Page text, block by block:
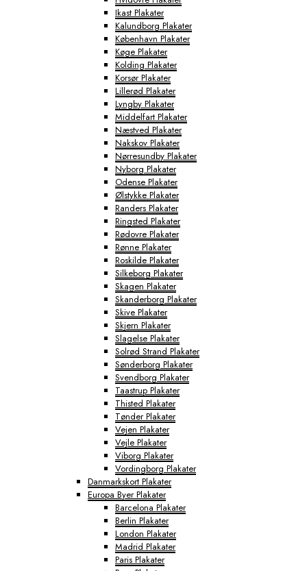
Ikast Plakater
Kalundborg Plakater
København Plakater
Køge Plakater
Kolding Plakater
Korsør Plakater
Lillerød Plakater
Lyngby Plakater
Middelfart Plakater
Næstved Plakater
Nakskov Plakater
Nørresundby Plakater
Nyborg Plakater
Odense Plakater
Ølstykke Plakater
Randers Plakater
Ringsted Plakater
Rødovre Plakater
Rønne Plakater
Roskilde Plakater
Silkeborg Plakater
Skagen Plakater
Skanderborg Plakater
Skive Plakater
Skjern Plakater
Slagelse Plakater
Solrød Strand Plakater
Sønderborg Plakater
Svendborg Plakater
Taastrup Plakater
Thisted Plakater
Tønder Plakater
Vejen Plakater
Vejle Plakater
Viborg Plakater
Vordingborg Plakater
Danmarkskort Plakater
Europa Byer Plakater
Barcelona Plakater
Berlin Plakater
London Plakater
Madrid Plakater
Paris Plakater